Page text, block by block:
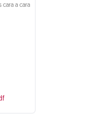
a cara